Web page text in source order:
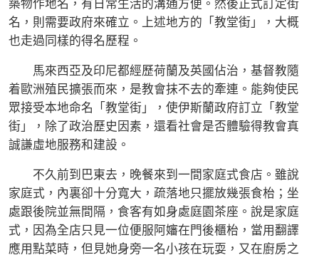
築物作地名，有日常生活的溝通方便。然後正式訂定街
名，則需要政府來確立。上述地方的「教堂街」，大概
也走過同樣的得名歷程。
馬來西亞及印尼都經歷荷蘭及英國佔治，基督教隨
着歐洲殖民擴張而來，是教會抹不去的牽連。能夠使民
眾接受本地命名「教堂街」，使伊斯蘭政府訂立「教堂
街」，除了政治歷史因素，還看社會是否體驗得教會真
誠謙虛地服務和建設。
不久前到巴東去，晚餐來到一間家庭式食店。雖說
家庭式，內裏卻十分寬大，疏落地只擺放幾張食枱；坐
處跟後院並無間隔，食客有如身處庭園茶座。說是家庭
式，因為全店只見一位便服阿嬸在門後櫃枱，當用翻譯
應用點菜時，但見她身旁一名小孩在玩耍，又在廚房之